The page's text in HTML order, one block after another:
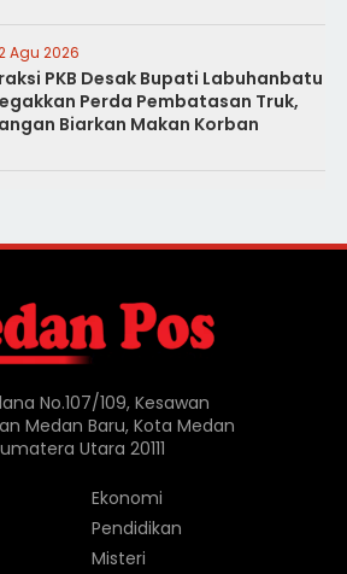
Agu 2026
PKB Desak Bupati Labuhanbatu
Perda Pembatasan Truk,
Biarkan Makan Korban
No.107/109, Kesawan
Medan Baru, Kota Medan
Utara 20111
Ekonomi
Pendidikan
Misteri